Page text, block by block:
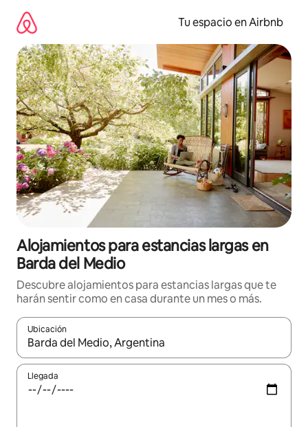
contenido
Tu espacio en Airbnb
Alojamientos para estancias largas en
Barda del Medio
Descubre alojamientos para estancias largas que te
harán sentir como en casa durante un mes o más.
Ubicación
Cuando los resultados estén disponibles, podrás navegar
Llegada